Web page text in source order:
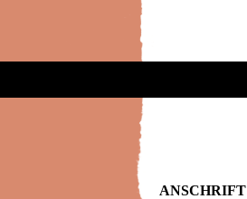
ANSCHRIFT